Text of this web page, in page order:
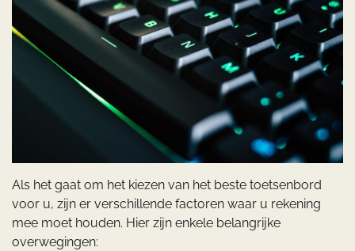
Als het gaat om het kiezen van het beste toetsenbord
voor u, zijn er verschillende factoren waar u rekening
mee moet houden. Hier zijn enkele belangrijke
overwegingen: